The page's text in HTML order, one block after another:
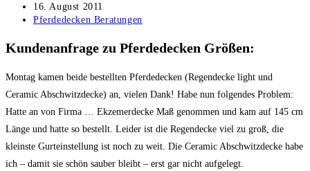
Autor:
Beitrag
veröffentlicht:
16. August 2011
Beitrags-
Pferdedecken Beratungen
Kundenanfrage zu Pferdedecken Größen:
Montag kamen beide bestellten Pferdedecken (Regendecke light und
Ceramic Abschwitzdecke) an, vielen Dank! Habe nun folgendes Problem:
Hatte an von Firma … Ekzemerdecke Maß genommen und kam auf 145 cm
Länge und hatte so bestellt. Leider ist die Regendecke viel zu groß, die
kleinste Gurteinstellung ist noch zu weit. Die Ceramic Abschwitzdecke habe
ich – damit sie schön sauber bleibt – erst gar nicht aufgelegt.